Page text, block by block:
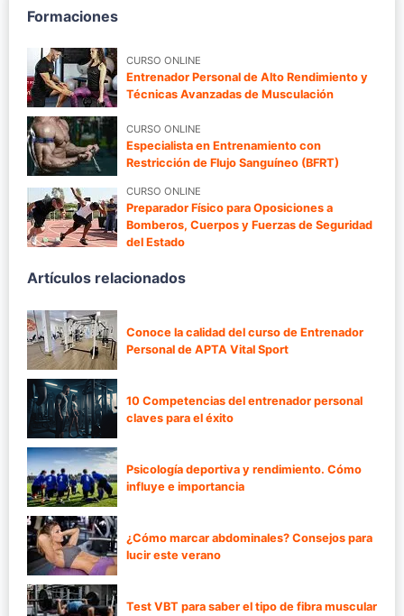
Formaciones
CURSO ONLINE
Entrenador Personal de Alto Rendimiento y
Técnicas Avanzadas de Musculación
CURSO ONLINE
Especialista en Entrenamiento con
Restricción de Flujo Sanguíneo (BFRT)
CURSO ONLINE
Preparador Físico para Oposiciones a
Bomberos, Cuerpos y Fuerzas de Seguridad
del Estado
Artículos relacionados
Conoce la calidad del curso de Entrenador
Personal de APTA Vital Sport
10 Competencias del entrenador personal
claves para el éxito
Psicología deportiva y rendimiento. Cómo
influye e importancia
¿Cómo marcar abdominales? Consejos para
lucir este verano
Test VBT para saber el tipo de fibra muscular